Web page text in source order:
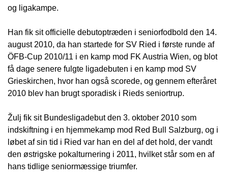
og ligakampe.
Han fik sit officielle debutoptræden i seniorfodbold den 14.
august 2010, da han startede for SV Ried i første runde af
ÖFB-Cup 2010/11 i en kamp mod FK Austria Wien, og blot
få dage senere fulgte ligadebuten i en kamp mod SV
Grieskirchen, hvor han også scorede, og gennem efteråret
2010 blev han brugt sporadisk i Rieds seniortrup.
Žulj fik sit Bundesligadebut den 3. oktober 2010 som
indskiftning i en hjemmekamp mod Red Bull Salzburg, og i
løbet af sin tid i Ried var han en del af det hold, der vandt
den østrigske pokalturnering i 2011, hvilket står som en af
hans tidlige seniormæssige triumfer.